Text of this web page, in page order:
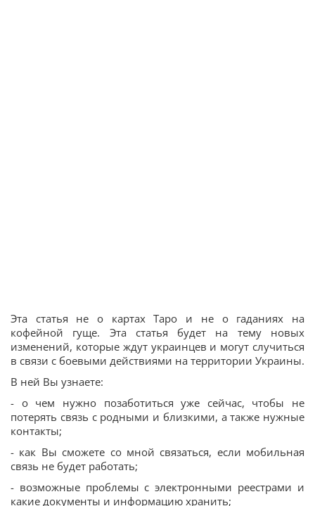
Эта статья не о картах Таро и не о гаданиях на
кофейной гуще. Эта статья будет на тему новых
изменений, которые ждут украинцев и могут случиться
в связи с боевыми действиями на территории Украины.
В ней Вы узнаете:
- о чем нужно позаботиться уже сейчас, чтобы не
потерять связь с родными и близкими, а также нужные
контакты;
- как Вы сможете со мной связаться, если мобильная
связь не будет работать;
- возможные проблемы с электронными реестрами и
какие документы и информацию хранить;